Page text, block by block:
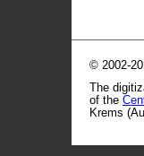
© 2002-
The
of the
Krems